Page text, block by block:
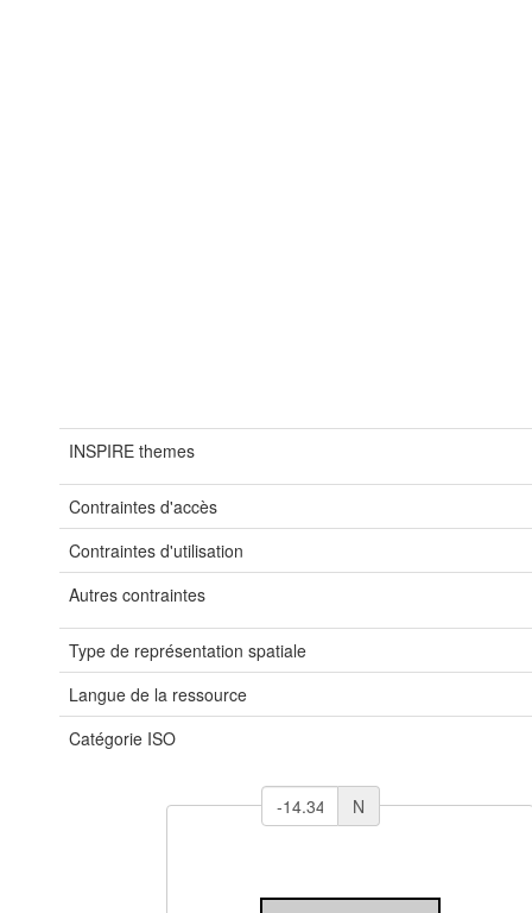
INSPIRE themes
Contraintes d'accès
Contraintes d'utilisation
Autres contraintes
Type de représentation spatiale
Langue de la ressource
Catégorie ISO
N